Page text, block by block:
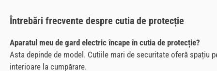
Întrebări frecvente despre cutia de protecție
Aparatul meu de gard electric încape în cutia de protecție?
Asta depinde de model. Cutiile mari de securitate oferă spațiu
interioare la cumpărare.